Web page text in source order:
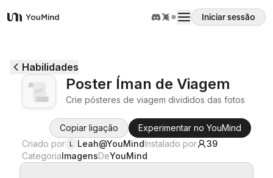
YouMind
Iniciar sessão
Casos de uso
Habilidades
Habilidades
Poster Íman de Viagem
Crie pósteres de viagem divididos das fotos
Copiar ligação
Experimentar no YouMind
Criado por L Leah@YouMindInstalado por
39
CategoriaImagensDeYouMind